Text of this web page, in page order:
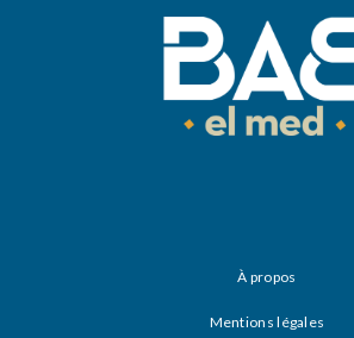
À propos
Mentions légales